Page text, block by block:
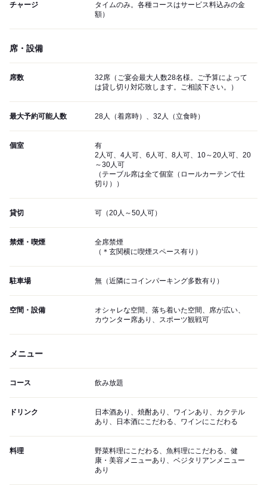
チャージ
タイムのみ。各種コースはサービス料込みの金
額）
席・設備
席数
32席（ご宴会最大人数28名様。ご予算によって
は貸し切り対応致します。ご相談下さい。）
最大予約可能人数 28人（着席時）、32人（立食時）
個室
有
2人可、4人可、6人可、8人可、10～20人可、20
～30人可
（テーブル席は全て個室（ロールカーテンで仕
切り））
貸切 可（20人～50人可）
禁煙・喫煙
全席禁煙
（＊玄関横に喫煙スペース有り）
駐車場 無（近隣にコインパーキング多数有り）
空間・設備
オシャレな空間、落ち着いた空間、席が広い、
カウンター席あり、スポーツ観戦可
メニュー
コース 飲み放題
ドリンク
日本酒あり、焼酎あり、ワインあり、カクテル
あり、日本酒にこだわる、ワインにこだわる
料理
野菜料理にこだわる、魚料理にこだわる、健
康・美容メニューあり、ベジタリアンメニュー
あり